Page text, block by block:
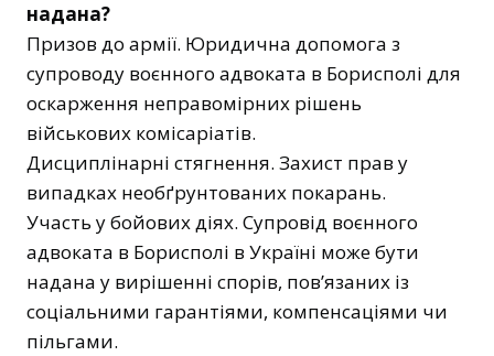
надана?
Призов до армії. Юридична допомога з
супроводу воєнного адвоката в Борисполі для
оскарження неправомірних рішень
військових комісаріатів.
Дисциплінарні стягнення. Захист прав у
випадках необґрунтованих покарань.
Участь у бойових діях. Супровід воєнного
адвоката в Борисполі в Україні може бути
надана у вирішенні спорів, пов’язаних із
соціальними гарантіями, компенсаціями чи
пільгами.